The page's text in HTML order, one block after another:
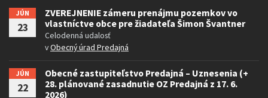
JÚN
23
ZVEREJNENIE zámeru prenájmu pozemkov vo
vlastníctve obce pre žiadateľa Šimon Švantner
Celodenná udalosť
vObecný úrad Predajná
JÚN
22
Obecné zastupiteľstvo Predajná – Uznesenia (+
28. plánované zasadnutie OZ Predajná z 17. 6.
2026)